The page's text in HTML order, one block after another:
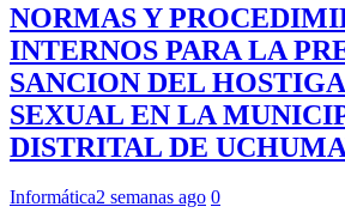
NORMAS Y
INTERNOS PARA LA
SANCION DEL
SEXUAL EN LA
DISTRITAL DE
Informática2 semanas ago 0